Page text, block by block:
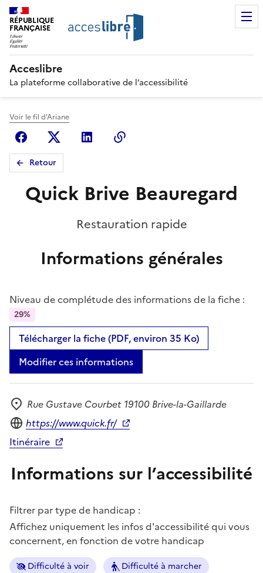
RÉPUBLIQUE
FRANÇAISE
Acceslibre
La plateforme collaborative de l’accessibilité
Voir le fil d'Ariane
FacebookX (anciennement Twitter)
Linkedin
Retour
Quick Brive Beauregard
Restauration rapide
Informations générales
Niveau de complétude des informations de la fiche :
29%
Télécharger la fiche (PDF, environ 35 Ko)
Modifier ces informations
Adresse
Rue Gustave Courbet 19100 Brive-la-Gaillarde
Site internet
https://www.quick.fr/
Itinéraire
Informations sur l’accessibilité
Filtrer par type de handicap :
Affichez uniquement les infos d'accessibilité qui vous
concernent, en fonction de votre handicap
Difficulté à voir Difficulté à marcher